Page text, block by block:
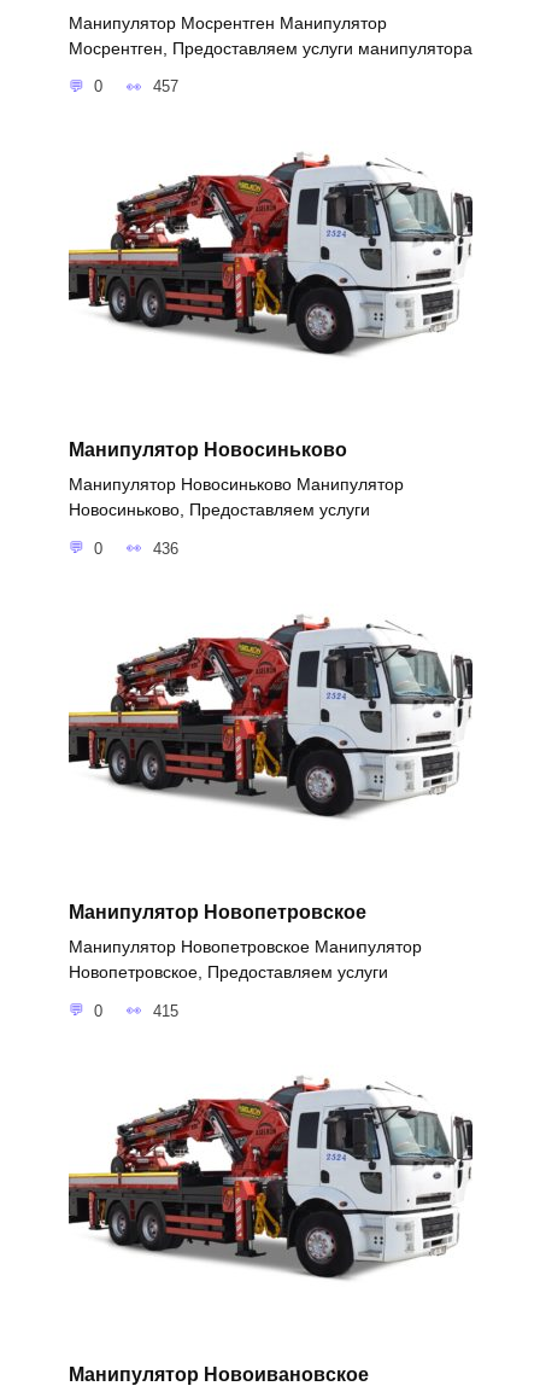
Манипулятор Мосрентген Манипулятор
Мосрентген, Предоставляем услуги манипулятора
0 457
Манипулятор Новосиньково
Манипулятор Новосиньково Манипулятор
Новосиньково, Предоставляем услуги
0 436
Манипулятор Новопетровское
Манипулятор Новопетровское Манипулятор
Новопетровское, Предоставляем услуги
0 415
Манипулятор Новоивановское